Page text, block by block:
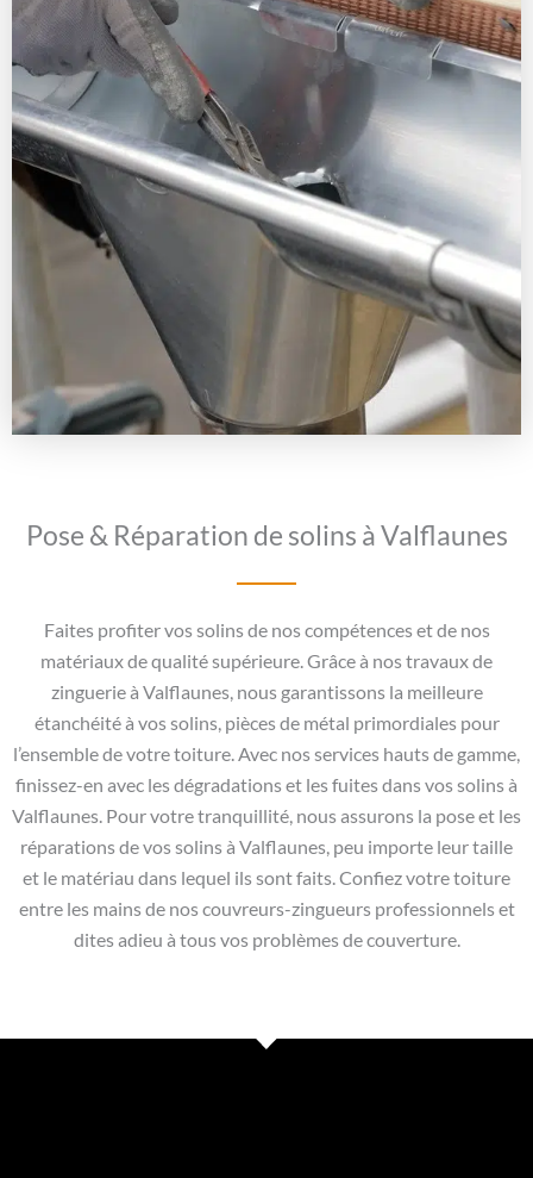
Pose & Réparation de solins à Valflaunes
Faites profiter vos solins de nos compétences et de nos
matériaux de qualité supérieure. Grâce à nos travaux de
zinguerie à Valflaunes, nous garantissons la meilleure
étanchéité à vos solins, pièces de métal primordiales pour
l’ensemble de votre toiture. Avec nos services hauts de gamme,
finissez-en avec les dégradations et les fuites dans vos solins à
Valflaunes. Pour votre tranquillité, nous assurons la pose et les
réparations de vos solins à Valflaunes, peu importe leur taille
et le matériau dans lequel ils sont faits. Confiez votre toiture
entre les mains de nos couvreurs-zingueurs professionnels et
dites adieu à tous vos problèmes de couverture.